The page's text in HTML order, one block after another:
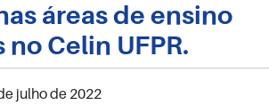
áreas de ensino
Celin UFPR.
julho de 2022